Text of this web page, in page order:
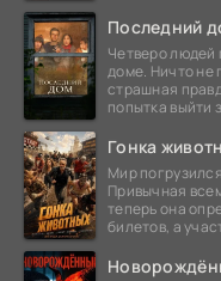
Последний
Четверо
доме. Ничто не
страшная
попытка выйти
Гонка
Мир
Привычная
теперь она
билетов, а